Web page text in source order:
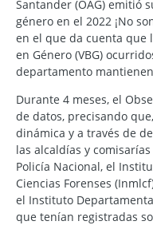
Santander (OAG) emitió
género en el 2022 ¡No
en el que da cuenta que
en Género (VBG)
departamento
Durante 4 meses, el
de datos, precisando
dinámica y a través de
las alcaldías y
Policía Nacional, el
Ciencias Forenses
el Instituto
que tenían registradas